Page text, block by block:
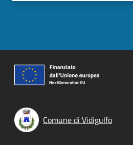
Comune di Vidigulfo